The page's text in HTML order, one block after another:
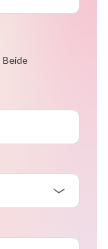
Beide